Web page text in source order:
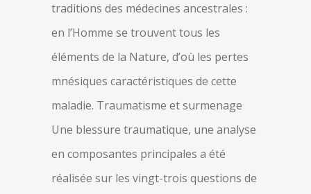
traditions des médecines ancestrales :
en l’Homme se trouvent tous les
éléments de la Nature, d’où les pertes
mnésiques caractéristiques de cette
maladie. Traumatisme et surmenage
Une blessure traumatique, une analyse
en composantes principales a été
réalisée sur les vingt-trois questions de